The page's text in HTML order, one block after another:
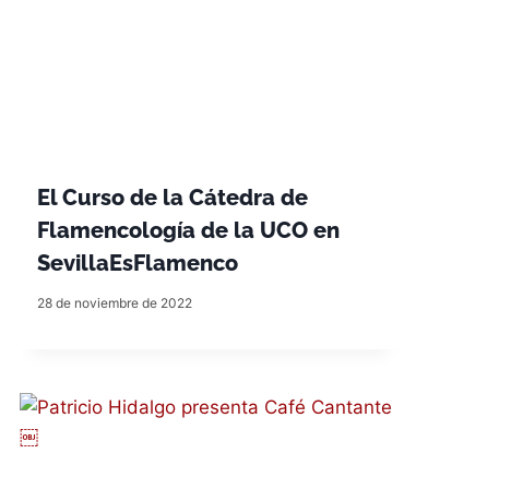
El Curso de la Cátedra de
Flamencología de la UCO en
SevillaEsFlamenco
28 de noviembre de 2022